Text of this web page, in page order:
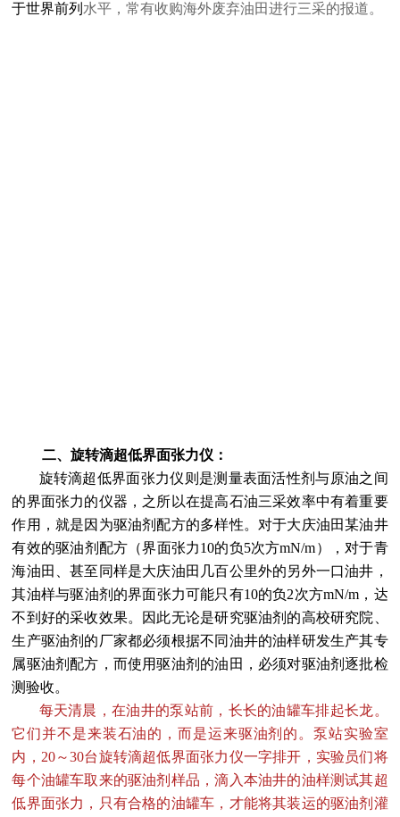
于世界前列 水平，常有收购海外废弃油田进行三采的报道。
二、旋转滴超低界面张力仪：
旋转滴超低界面张力仪则是测量表面活性剂与原油之间
的界面张力的仪器，之所以在提高石油三采效率中有着重要
作用，就是因为驱油剂配方的多样性。对于大庆油田某油井
有效的驱油剂配方（界面张力10的负5次方mN/m），对于青
海油田、甚至同样是大庆油田几百公里外的另外一口油井，
其油样与驱油剂的界面张力可能只有10的负2次方mN/m，达
不到好的采收效果。因此无论是研究驱油剂的高校研究院、
生产驱油剂的厂家都必须根据不同油井的油样研发生产其专
属驱油剂配方，而使用驱油剂的油田，必须对驱油剂逐批检
测验收。
每天清晨，在油井的泵站前，长长的油罐车排起长龙。
它们并不是来装石油的，而是运来驱油剂的。泵站实验室
内，20～30台旋转滴超低界面张力仪一字排开，实验员们将
每个油罐车取来的驱油剂样品，滴入本油井的油样测试其超
低界面张力，只有合格的油罐车，才能将其装运的驱油剂灌